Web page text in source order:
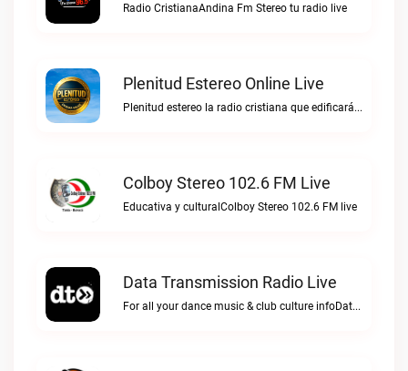
Radio CristianaAndina Fm Stereo tu radio live
Plenitud Estereo Online Live
Plenitud estereo la radio cristiana que edificará tu vida.Plenitud Estereo Online live
Colboy Stereo 102.6 FM Live
Educativa y culturalColboy Stereo 102.6 FM live
Data Transmission Radio Live
For all your dance music & club culture infoData Transmission Radio live